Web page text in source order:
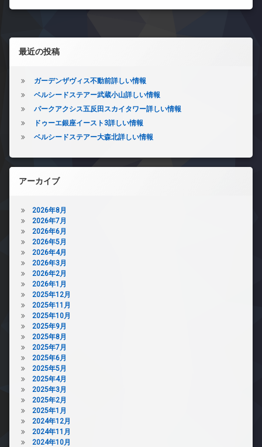
左サイドバー
最近の投稿
ガーデンザヴィス不動前詳しい情報
ベルシードステアー武蔵小山詳しい情報
パークアクシス五反田スカイタワー詳しい情報
ドゥーエ銀座イースト3詳しい情報
ベルシードステアー大森北詳しい情報
アーカイブ
2026年8月
2026年7月
2026年6月
2026年5月
2026年4月
2026年3月
2026年2月
2026年1月
2025年12月
2025年11月
2025年10月
2025年9月
2025年8月
2025年7月
2025年6月
2025年5月
2025年4月
2025年3月
2025年2月
2025年1月
2024年12月
2024年11月
2024年10月